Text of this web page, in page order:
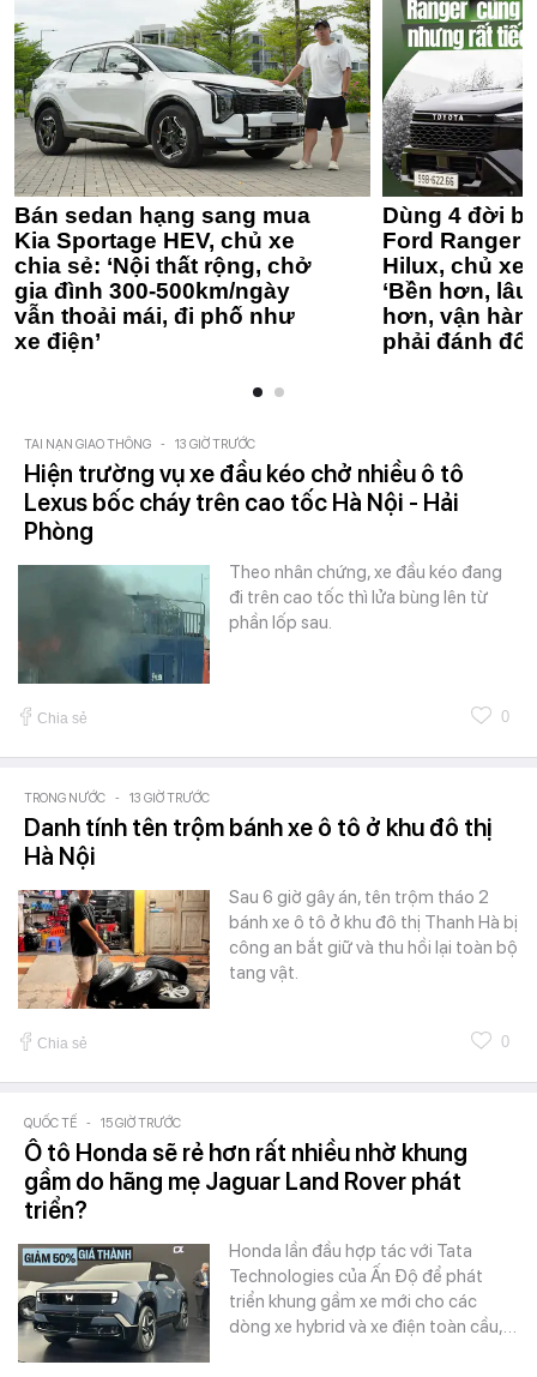
Bán sedan hạng sang mua
Kia Sportage HEV, chủ xe
chia sẻ: ‘Nội thất rộng, chở
gia đình 300-500km/ngày
vẫn thoải mái, đi phố như
xe điện’
Dùng 4 đời
Ford Ranger
Hilux, chủ xe
‘Bền hơn,
hơn, vận
phải đánh
TAI NẠN GIAO THÔNG - 13 GIỜ TRƯỚC
Hiện trường vụ xe đầu kéo chở nhiều ô tô
Lexus bốc cháy trên cao tốc Hà Nội - Hải
Phòng
Theo nhân chứng, xe đầu kéo đang
đi trên cao tốc thì lửa bùng lên từ
phần lốp sau.
Chia sẻ 0
TRONG NƯỚC - 13 GIỜ TRƯỚC
Danh tính tên trộm bánh xe ô tô ở khu đô thị
Hà Nội
Sau 6 giờ gây án, tên trộm tháo 2
bánh xe ô tô ở khu đô thị Thanh Hà bị
công an bắt giữ và thu hồi lại toàn bộ
tang vật.
Chia sẻ 0
QUỐC TẾ - 15 GIỜ TRƯỚC
Ô tô Honda sẽ rẻ hơn rất nhiều nhờ khung
gầm do hãng mẹ Jaguar Land Rover phát
triển?
Honda lần đầu hợp tác với Tata
Technologies của Ấn Độ để phát
triển khung gầm xe mới cho các
dòng xe hybrid và xe điện toàn cầu,…